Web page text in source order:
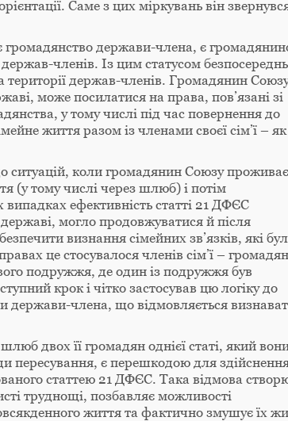
Саме з цих міркувань він
держави-члена, є
членів. Із цим статусом
території держав-членів. Громадянин
може посилатися на права, пов’язані зі
у тому числі під час повернення до
життя разом із членами своєї сім’ї –
ситуацій, коли громадянин Союзу
(у тому числі через шлюб) і потім
ефективність статті 21 ДФЄС
могло продовжуватися й після
визнання сімейних зв’язків, які
це стосувалося членів сім’ї – громадян
подружжя, де один із подружжя був
крок і чітко застосував цю логіку до
держави-члена, що відмовляється
двох її громадян однієї статі, який
пересування, є перешкодою для
статтею 21 ДФЄС. Така відмова
труднощі, позбавляє можливості
життя та фактично змушує їх